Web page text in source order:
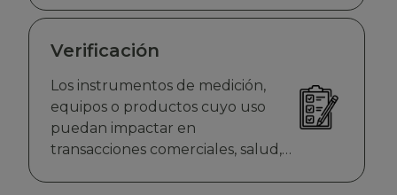
Verificación
Los instrumentos de medición,
equipos o productos cuyo uso
puedan impactar en
transacciones comerciales, salud,